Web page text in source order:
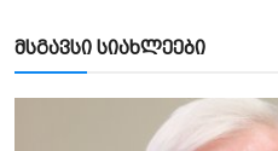
მსგავსი სიახლეები